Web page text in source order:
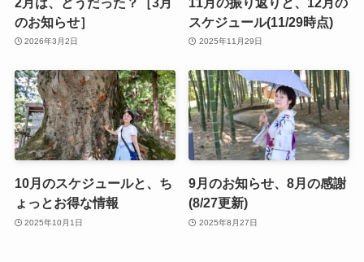
のお知らせ］
2026年3月2日
スケジュール(11/29時点)
2025年11月29日
10月のスケジュールと、ち
ょっとお得な情報
2025年10月1日
9月のお知らせ、8月の感謝
(8/27更新)
2025年8月27日